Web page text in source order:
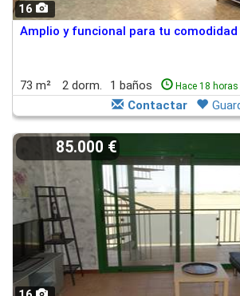
16
Amplio y funcional para tu comodidad
73 m² 2 dorm. 1 baños Hace 18 horas
Contactar
85.000 €